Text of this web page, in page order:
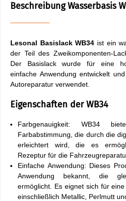
Beschreibung Wasserbasis
Lesonal Basislack WB34 ist ein
der Teil des Zweikomponenten-
Der Basislack wurde für eine
einfache Anwendung entwickelt
Autoreparatur verwendet.
Eigenschaften der WB34
Farbgenauigkeit: WB34
Farbabstimmung, die durch die
erleichtert wird, die es
Rezeptur für die
Einfache Anwendung: Dieses
Anwendung bekannt, die
ermöglicht. Es eignet sich für
einschließlich Metallic, Perlmutt